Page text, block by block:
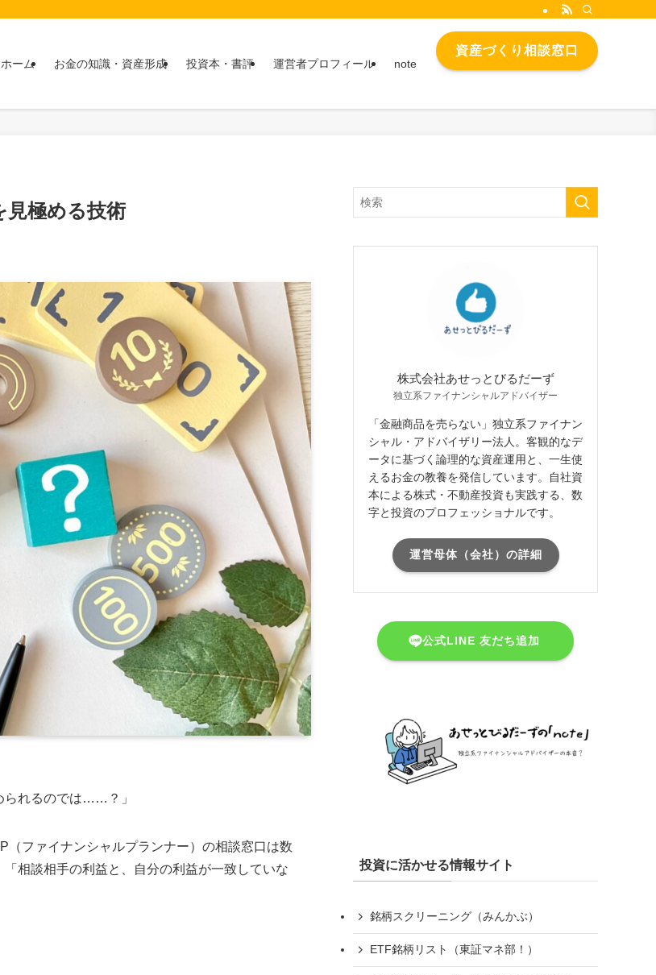
ホーム お金の知識・資産形成 投資本・書評 運営者プロフィール note
資産づくり相談窓口
見極める技術
られるのでは……？」
ファイナンシャルプランナー）の相談窓口は数
相談相手の利益と、自分の利益が一致していな
株式会社あせっとびるだーず
独立系ファイナンシャルアドバイザー
「金融商品を売らない」独立系ファイナン
シャル・アドバイザリー法人。客観的なデ
ータに基づく論理的な資産運用と、一生使
えるお金の教養を発信しています。自社資
本による株式・不動産投資も実践する、数
字と投資のプロフェッショナルです。
運営母体（会社）の詳細
公式LINE 友だち追加
投資に活かせる情報サイト
銘柄スクリーニング（みんかぶ）
ETF銘柄リスト（東証マネ部！）